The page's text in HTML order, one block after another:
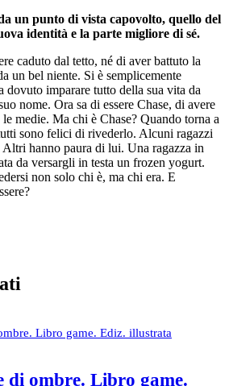
un punto di vista capovolto, quello del
identità e la parte migliore di sé.
caduto dal tetto, né di aver battuto la
un bel niente. Si è semplicemente
dovuto imparare tutto della sua vita da
nome. Ora sa di essere Chase, di avere
medie. Ma chi è Chase? Quando torna a
sono felici di rivederlo. Alcuni ragazzi
Altri hanno paura di lui. Una ragazza in
da versargli in testa un frozen yogurt.
non solo chi è, ma chi era. E
di ombre. Libro game.